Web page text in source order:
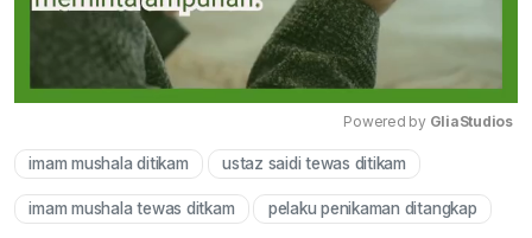
Powered by GliaStudios
imam mushala ditikam ustaz saidi tewas ditikam
imam mushala tewas ditkam pelaku penikaman ditangkap